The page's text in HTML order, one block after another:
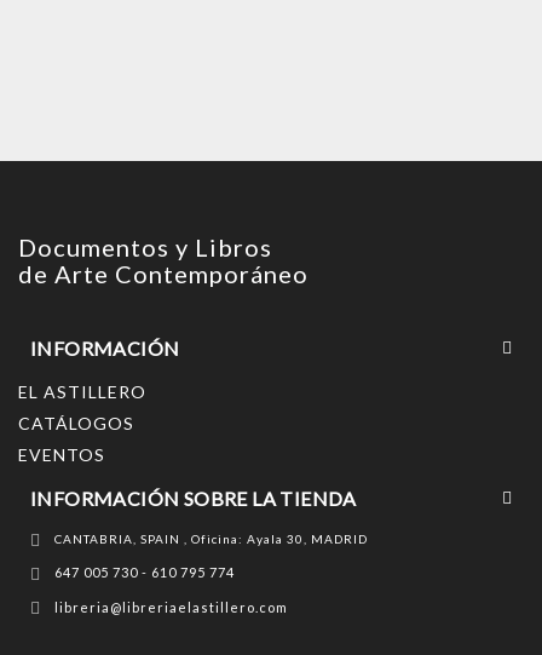
Documentos y Libros
de Arte Contemporáneo
INFORMACIÓN
EL ASTILLERO
CATÁLOGOS
EVENTOS
INFORMACIÓN SOBRE LA TIENDA
CANTABRIA, SPAIN , Oficina: Ayala 30, MADRID
647 005 730 - 610 795 774
libreria@libreriaelastillero.com